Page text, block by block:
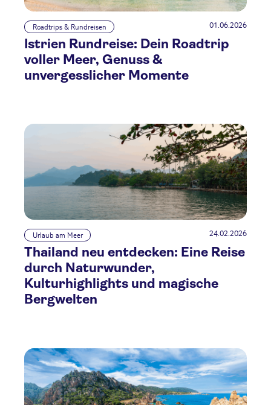
Roadtrips & Rundreisen 01.06.2026
Istrien Rundreise: Dein Roadtrip
voller Meer, Genuss &
unvergesslicher Momente
Urlaub am Meer 24.02.2026
Thailand neu entdecken: Eine Reise
durch Naturwunder,
Kulturhighlights und magische
Bergwelten